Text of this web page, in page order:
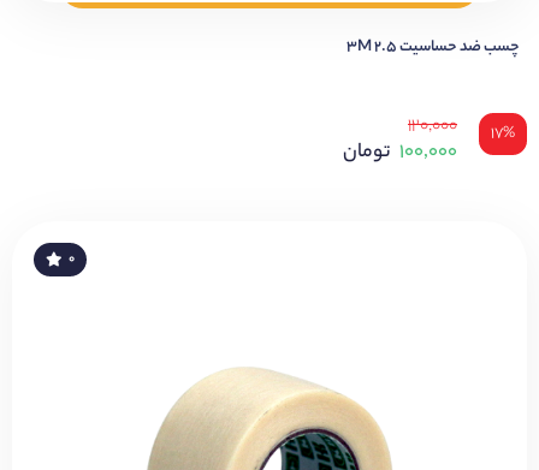
چسب ضد حساسیت 2.5 3M
۱۷% ۱۲۰,۰۰۰
۱۰۰,۰۰۰ تومان
۰